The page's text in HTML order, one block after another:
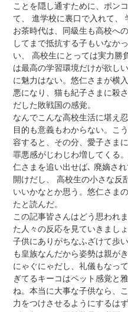
ことを隠し通すために、ポン
て、 進学校に裏口で入れて、
お茶時代は、同級生も高校へ
してまで抵抗する子もいなか
い、 高校生にとっては実力勝
は最高の学習環境だけが欲し
に魅力はない。悠仁さまが横
悪になり、猫も紀子さまに殺
だした敗戦国の感覚。
なんでこんな高校生活に堪え
目的も意義もわからない。こ
容すると、その分、愛子さま
罪悪感がじわじわ増してくる
仁さまを追い出せば､ 廃嫡さ
開けだし、 高校生の小さな反
いいかなとか思う。悠仁さま
たと読んだ。
この記事皆さんはどう思われ
た人々の反応を見ていきましょ
子供にありがちなふざけて歩
も皇族なんだから姿勢は親が
にゃぐにゃだし、礼儀もなっ
ぎてるキーコはペット感覚と
ね。本当に大事な子供なら、
力をつけさせるようにするはず